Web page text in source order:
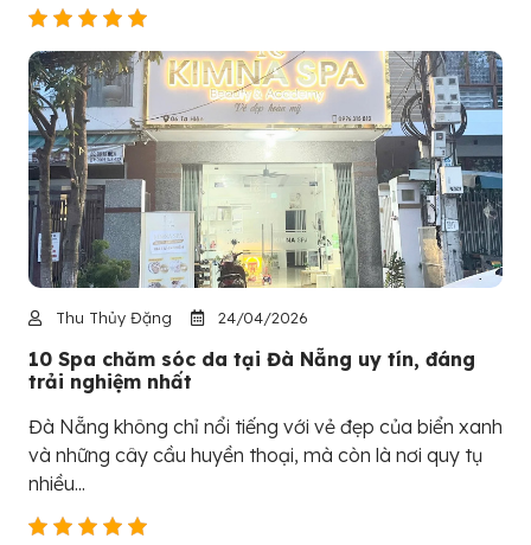
Thu Thủy Đặng 24/04/2026
10 Spa chăm sóc da tại Đà Nẵng uy tín, đáng
trải nghiệm nhất
Đà Nẵng không chỉ nổi tiếng với vẻ đẹp của biển xanh
và những cây cầu huyền thoại, mà còn là nơi quy tụ
nhiều...